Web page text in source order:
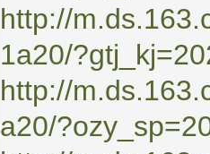
http://
1a20/
http://
a20/